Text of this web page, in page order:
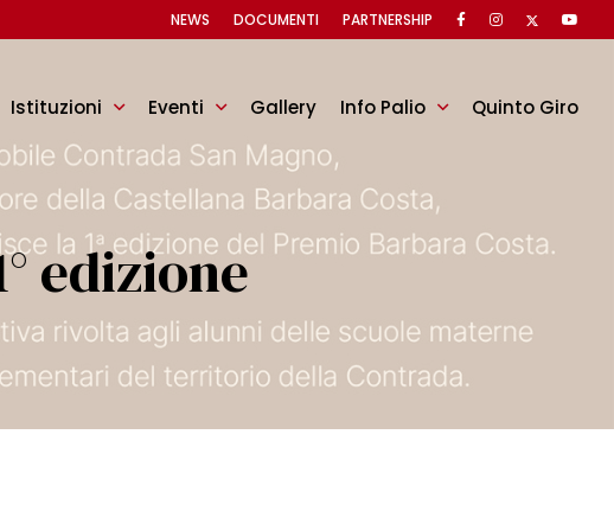
Istituzioni Eventi Gallery Info Palio Quinto Giro
NEWS DOCUMENTI PARTNERSHIP
edizione